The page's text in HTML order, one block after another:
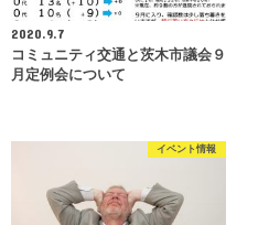
2020.9.7
コミュニティ交通と茨木市議会９
月定例会について
イベント情報